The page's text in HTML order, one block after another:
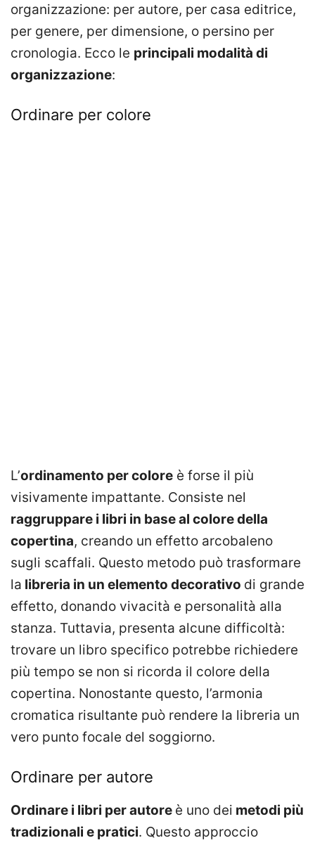
organizzazione: per autore, per casa editrice,
per genere, per dimensione, o persino per
cronologia. Ecco le principali modalità di
organizzazione:
Ordinare per colore
L’ordinamento per colore è forse il più
visivamente impattante. Consiste nel
raggruppare i libri in base al colore della
copertina, creando un effetto arcobaleno
sugli scaffali. Questo metodo può trasformare
la libreria in un elemento decorativo di grande
effetto, donando vivacità e personalità alla
stanza. Tuttavia, presenta alcune difficoltà:
trovare un libro specifico potrebbe richiedere
più tempo se non si ricorda il colore della
copertina. Nonostante questo, l’armonia
cromatica risultante può rendere la libreria un
vero punto focale del soggiorno.
Ordinare per autore
Ordinare i libri per autore è uno dei metodi più
tradizionali e pratici. Questo approccio